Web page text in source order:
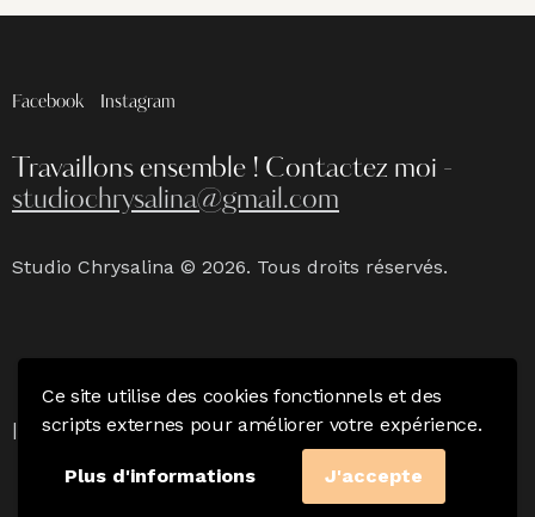
Ce site utilise des cookies fonctionnels et des
scripts externes pour améliorer votre expérience.
Plus d'informations J'accepte
Facebook Instagram
Travaillons ensemble ! Contactez moi -
studiochrysalina@gmail.com
Studio Chrysalina © 2026. Tous droits réservés.
Mention Légales|Politique de confidentialité & CGV
|
Charte du photographe